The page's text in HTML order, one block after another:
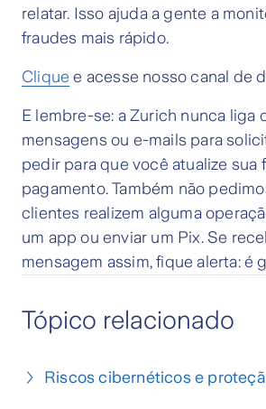
relatar. Isso ajuda a gente a
fraudes mais rápido.
Clique e acesse nosso canal de
E lembre-se: a Zurich nunca liga
mensagens ou e-mails para
pedir para que você atualize sua
pagamento. Também não
clientes realizem alguma
um app ou enviar um Pix. Se
mensagem assim, fique alerta: é
Tópico relacionado
Riscos cibernéticos e